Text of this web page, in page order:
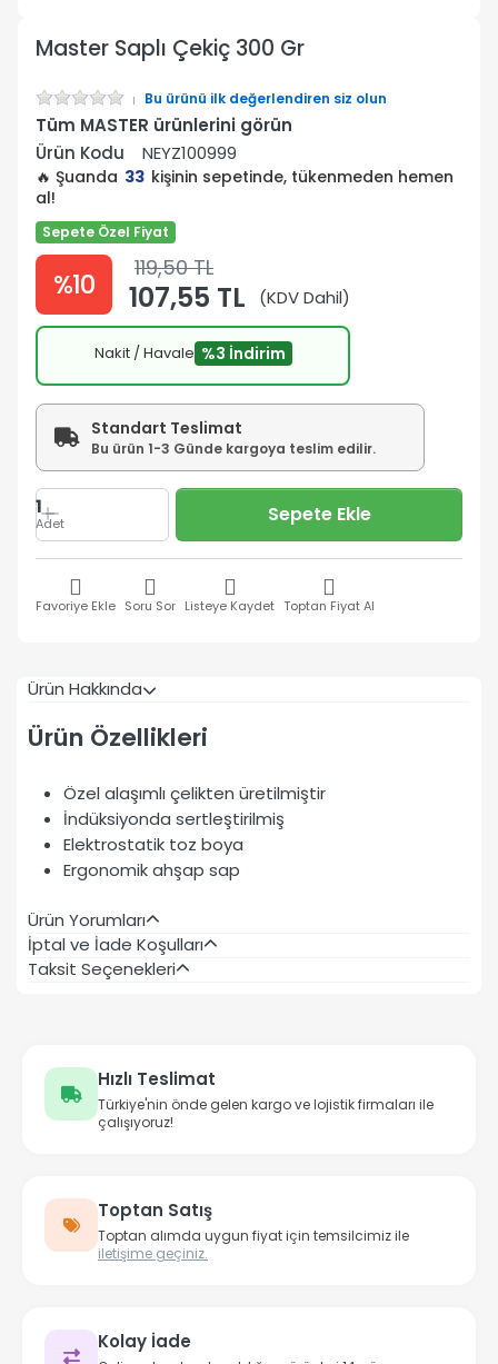
Master Saplı Çekiç 300 Gr
Bu ürünü ilk değerlendiren siz olun
Tüm MASTER ürünlerini görün
Ürün Kodu
NEYZ100999
🔥 Şuanda 33 kişinin sepetinde, tükenmeden hemen
al!
Sepete Özel Fiyat
%10 119,50 TL
107,55 TL (KDV Dahil)
Nakit / Havale %3 İndirim
Standart Teslimat
Bu ürün 1-3 Günde kargoya teslim edilir.
1
Adet Sepete Ekle
Favoriye Ekle Soru Sor Listeye Kaydet Toptan Fiyat Al
Ürün Hakkında
Ürün Özellikleri
Özel alaşımlı çelikten üretilmiştir
İndüksiyonda sertleştirilmiş
Elektrostatik toz boya
Ergonomik ahşap sap
Ürün Yorumları
İptal ve İade Koşulları
Taksit Seçenekleri
Hızlı Teslimat
Türkiye'nin önde gelen kargo ve lojistik firmaları ile
çalışıyoruz!
Toptan Satış
Toptan alımda uygun fiyat için temsilcimiz ile
iletişime geçiniz.
Kolay İade